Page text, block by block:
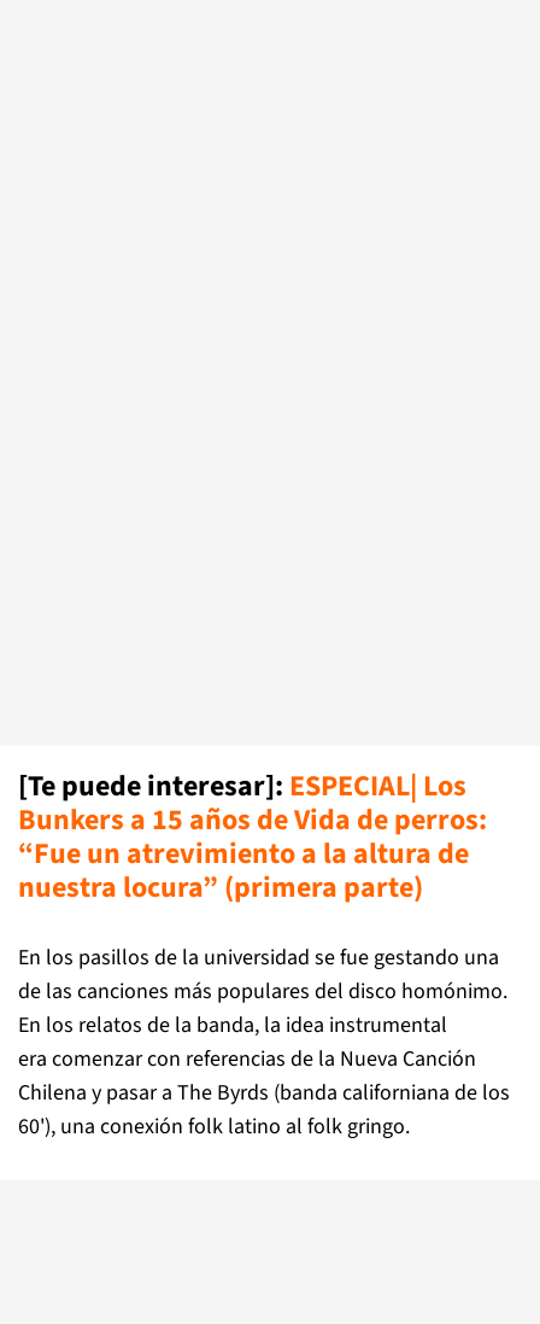
[Te puede interesar]: ESPECIAL| Los
Bunkers a 15 años de Vida de perros:
“Fue un atrevimiento a la altura de
nuestra locura” (primera parte)
En los pasillos de la universidad se fue gestando una
de las canciones más populares del disco homónimo.
En los relatos de la banda, la idea instrumental
era comenzar con referencias de la Nueva Canción
Chilena y pasar a The Byrds (banda californiana de los
60'), una conexión folk latino al folk gringo.